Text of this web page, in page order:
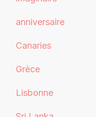
anniversaire
Canaries
Grèce
Lisbonne